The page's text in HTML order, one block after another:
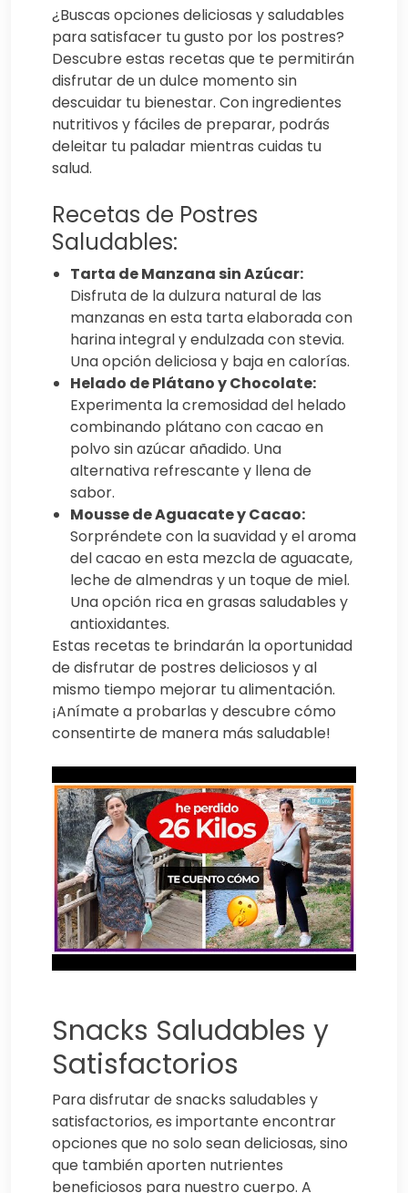
¿Buscas opciones deliciosas y saludables
para satisfacer tu gusto por los postres?
Descubre estas recetas que te permitirán
disfrutar de un dulce momento sin
descuidar tu bienestar. Con ingredientes
nutritivos y fáciles de preparar, podrás
deleitar tu paladar mientras cuidas tu
salud.
Recetas de Postres
Saludables:
Tarta de Manzana sin Azúcar:
Disfruta de la dulzura natural de las
manzanas en esta tarta elaborada con
harina integral y endulzada con stevia.
Una opción deliciosa y baja en calorías.
Helado de Plátano y Chocolate:
Experimenta la cremosidad del helado
combinando plátano con cacao en
polvo sin azúcar añadido. Una
alternativa refrescante y llena de
sabor.
Mousse de Aguacate y Cacao:
Sorpréndete con la suavidad y el aroma
del cacao en esta mezcla de aguacate,
leche de almendras y un toque de miel.
Una opción rica en grasas saludables y
antioxidantes.
Estas recetas te brindarán la oportunidad
de disfrutar de postres deliciosos y al
mismo tiempo mejorar tu alimentación.
¡Anímate a probarlas y descubre cómo
consentirte de manera más saludable!
Snacks Saludables y
Satisfactorios
Para disfrutar de snacks saludables y
satisfactorios, es importante encontrar
opciones que no solo sean deliciosas, sino
que también aporten nutrientes
beneficiosos para nuestro cuerpo. A